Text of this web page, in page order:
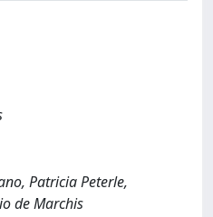
Patricia Peterle,
de Marchis